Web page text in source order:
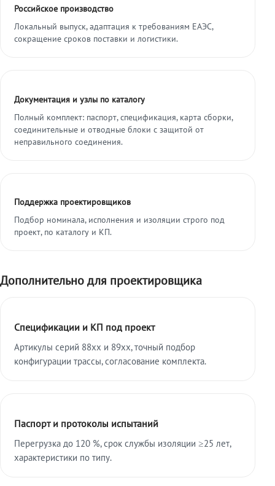
Российское производство
Локальный выпуск, адаптация к требованиям ЕАЭС,
сокращение сроков поставки и логистики.
Документация и узлы по каталогу
Полный комплект: паспорт, спецификация, карта сборки,
соединительные и отводные блоки с защитой от
неправильного соединения.
Поддержка проектировщиков
Подбор номинала, исполнения и изоляции строго под
проект, по каталогу и КП.
Дополнительно для проектировщика
Спецификации и КП под проект
Артикулы серий 88xx и 89xx, точный подбор
конфигурации трассы, согласование комплекта.
Паспорт и протоколы испытаний
Перегрузка до 120 %, срок службы изоляции ≥25 лет,
характеристики по типу.